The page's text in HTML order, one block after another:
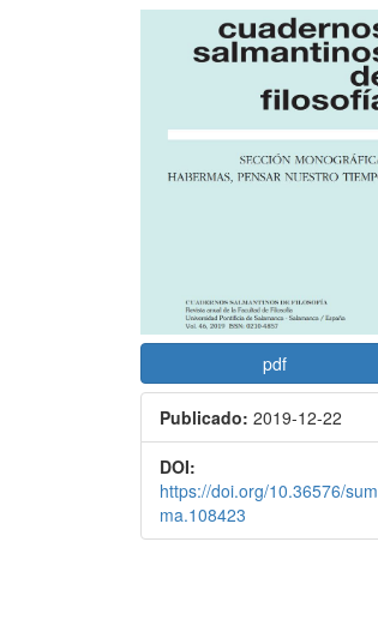
Barra
lateral
artículo
pdf
Publicado: 2019-12-22
DOI:
https://doi.org/10.36576/sum
ma.108423